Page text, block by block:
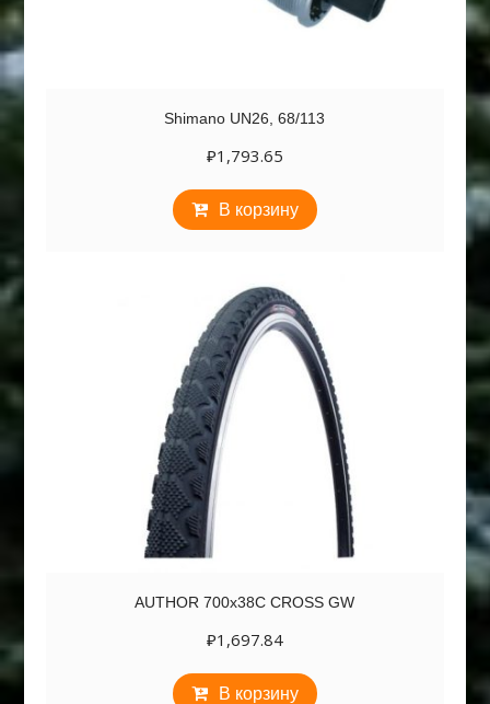
Shimano UN26, 68/113
₽1,793.65
В корзину
AUTHOR 700х38C CROSS GW
₽1,697.84
В корзину